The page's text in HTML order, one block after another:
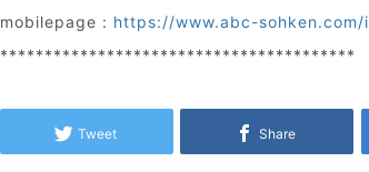
mobilepage : https://www.abc-sohken.com/i
****************************************
Tweet Share